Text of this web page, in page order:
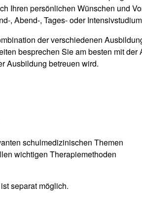
und Zuordnung für
Ihren persönlichen Wünschen und
, Abend-, Tages- oder
der verschiedenen
besprechen Sie am besten mit
Ausbildung betreuen wird.
schulmedizinischen Themen
wichtigen Therapiemethoden
separat möglich.